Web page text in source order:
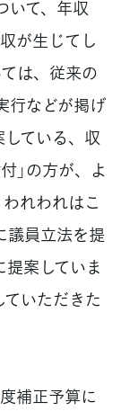
いて、年収
が生じてし
は、従来の
行などが掲げ
ている、収
」の方が、よ
れわれはこ
議員立法を提
案していま
いただきた
補正予算に